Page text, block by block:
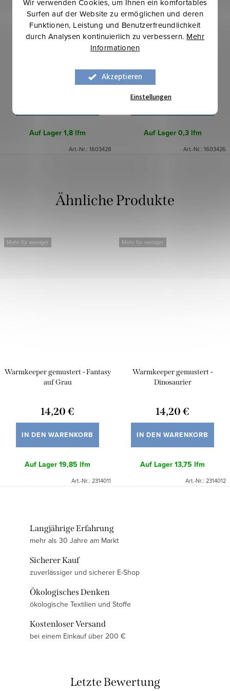
Wir verwenden Cookies, um Ihnen ein komfortables
Surfen auf der Website zu ermöglichen und deren
Funktionen, Leistung und Benutzerfreundlichkeit
durch Analysen kontinuierlich zu verbessern. Mehr
Informationen
Akzeptieren
Einstellungen
Bündchen glatt - Lila-rosa
Auf Lager1,8 lfm
Art.-Nr.: 1603428
Bündchen glatt - Rosa-Lila
IN DEN WARENKORB
Auf Lager0,3 lfm
Art.-Nr.: 1603426
Mehr für weniger
Warmkeeper gemustert - Fantasy
auf Grau
14,20 €
IN DEN WARENKORB
Auf Lager19,85 lfm
Art.-Nr.: 2314011
Mehr für weniger
Warmkeeper gemustert -
Dinosaurier
14,20 €
IN DEN WARENKORB
Auf Lager13,75 lfm
Art.-Nr.: 2314012
Langjährige Erfahrung
mehr als 30 Jahre am Markt
Sicherer Kauf
zuverlässiger und sicherer E-Shop
Ökologisches Denken
ökologische Textilien und Stoffe
Kostenloser Versand
bei einem Einkauf über 200 €
Letzte Bewertung